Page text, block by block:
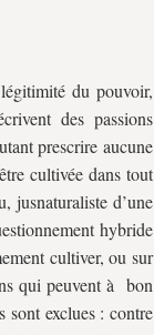
du pouvoir,
des passions
prescrire aucune
cultivée dans tout
jusnaturaliste d’une
hybride
cultiver, ou sur
qui peuvent à bon
sont exclues : contre